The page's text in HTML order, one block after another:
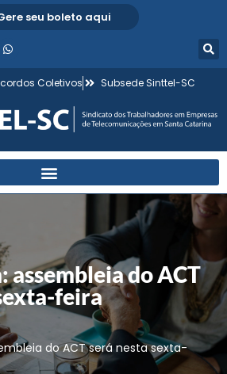
seu boleto aqui
Coletivos Subsede Sinttel-SC
assembleia do ACT
feira
do ACT será nesta sexta-